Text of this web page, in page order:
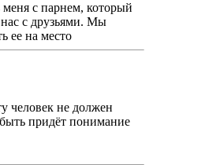
меня с парнем, который
нас с друзьями. Мы
ее на место
человек не должен
придëт понимание